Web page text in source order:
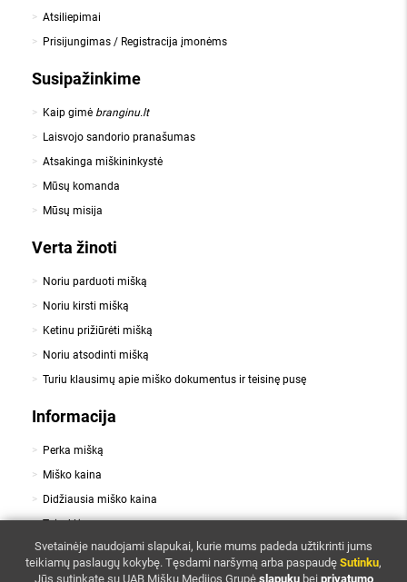
Atsiliepimai
Prisijungimas / Registracija įmonėms
Susipažinkime
Kaip gimė branginu.lt
Laisvojo sandorio pranašumas
Atsakinga miškininkystė
Mūsų komanda
Mūsų misija
Verta žinoti
Noriu parduoti mišką
Noriu kirsti mišką
Ketinu prižiūrėti mišką
Noriu atsodinti mišką
Turiu klausimų apie miško dokumentus ir teisinę pusę
Informacija
Perka mišką
Miško kaina
Didžiausia miško kaina
Taisyklės
Slapukai, Privatumo politika
Kontaktai
Svetainėje naudojami slapukai, kurie mums padeda užtikrinti jums
teikiamų paslaugų kokybę. Tęsdami naršymą arba paspaudę Sutinku,
Jūs sutinkate su UAB Miškų Medijos Grupė slapukųbei privatumo